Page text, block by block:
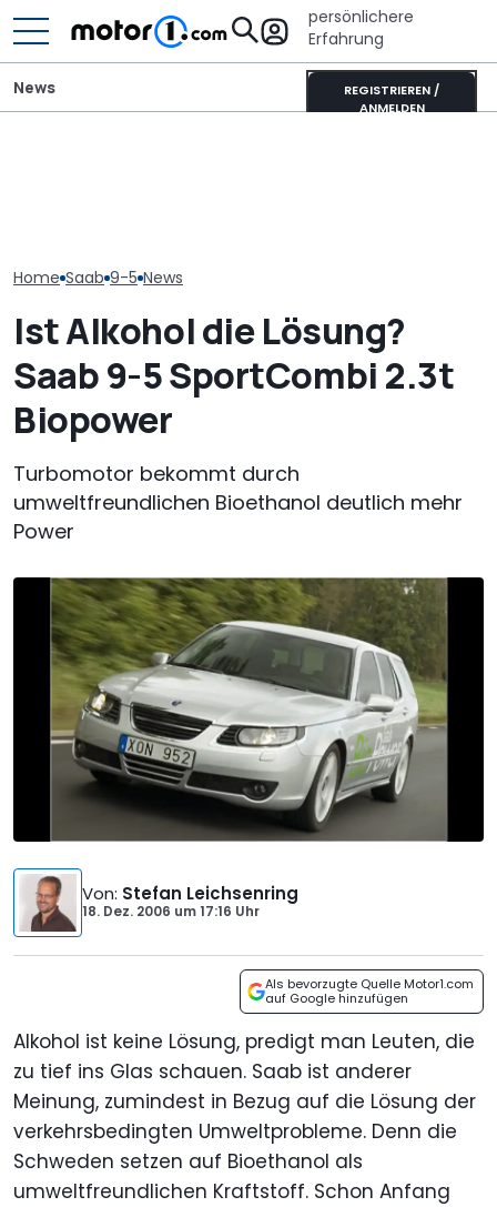
persönlichere
Erfahrung
REGISTRIEREN /
ANMELDEN
News
Home Saab 9-5 News
Ist Alkohol die Lösung?
Saab 9-5 SportCombi 2.3t
Biopower
Turbomotor bekommt durch
umweltfreundlichen Bioethanol deutlich mehr
Power
Von: Stefan Leichsenring
18. Dez. 2006 um17:16 Uhr
Als bevorzugte Quelle Motor1.com
auf Google hinzufügen
Alkohol ist keine Lösung, predigt man Leuten, die
zu tief ins Glas schauen. Saab ist anderer
Meinung, zumindest in Bezug auf die Lösung der
verkehrsbedingten Umweltprobleme. Denn die
Schweden setzen auf Bioethanol als
umweltfreundlichen Kraftstoff. Schon Anfang